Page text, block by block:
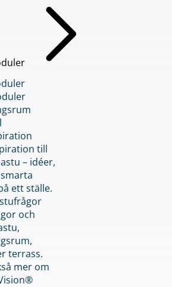
till
– idéer,
ett ställe.
och
terrass.
mer om